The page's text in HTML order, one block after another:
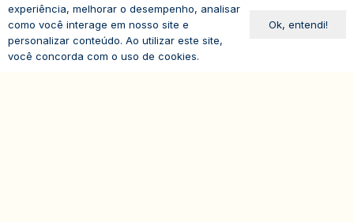
Avenida Paulista, 1294
experiência, melhorar o desempenho, analisar
como você interage em nosso site e
personalizar conteúdo. Ao utilizar este site,
você concorda com o uso de cookies.
Ok, entendi!